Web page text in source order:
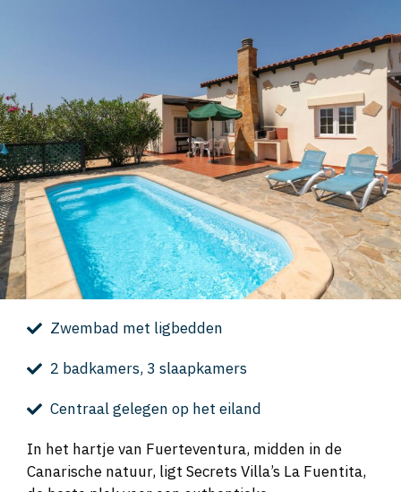
Zwembad met ligbedden
2 badkamers, 3 slaapkamers
Centraal gelegen op het eiland
In het hartje van Fuerteventura, midden in de
Canarische natuur, ligt Secrets Villa’s La Fuentita,